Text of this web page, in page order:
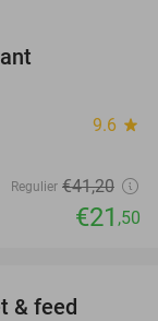
9.6 star
Regulier €41,20
€21 ,50
& feed